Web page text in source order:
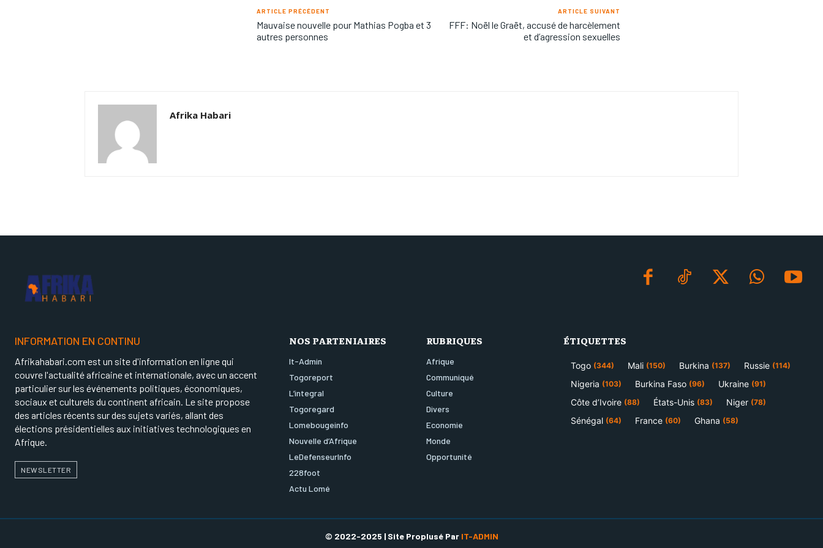
ARTICLE PRÉCÉDENT
Mauvaise nouvelle pour Mathias Pogba et 3
autres personnes
ARTICLE SUIVANT
FFF: Noël le Graët, accusé de harcèlement
et d’agression sexuelles
Afrika Habari
INFORMATION EN CONTINU
Afrikahabari.com est un site d'information en ligne qui
couvre l'actualité africaine et internationale, avec un accent
particulier sur les événements politiques, économiques,
sociaux et culturels du continent africain. Le site propose
des articles récents sur des sujets variés, allant des
élections présidentielles aux initiatives technologiques en
Afrique.
NEWSLETTER
NOS PARTENIAIRES
It-Admin
Togoreport
L’integral
Togoregard
Lomebougeinfo
Nouvelle d’Afrique
LeDefenseurInfo
228foot
Actu Lomé
RUBRIQUES
Afrique
Communiqué
Culture
Divers
Economie
Monde
Opportunité
ÉTIQUETTES
Togo (344) Mali (150) Burkina (137) Russie (114)
Nigeria (103) Burkina Faso (96) Ukraine (91)
Côte d’Ivoire (88) États-Unis (83) Niger (78)
Sénégal (64) France (60) Ghana (58)
© 2022-2025 | Site Proplusé Par IT-ADMIN